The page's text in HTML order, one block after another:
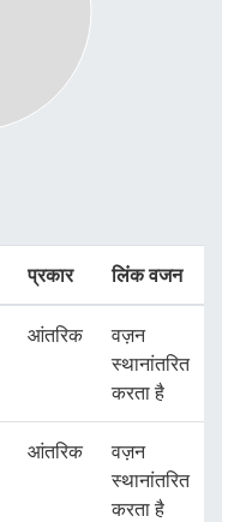
प्रकार लिंक वजन
आंतरिक
वज़न
स्थानांतरित
करता है
आंतरिक
वज़न
स्थानांतरित
करता है